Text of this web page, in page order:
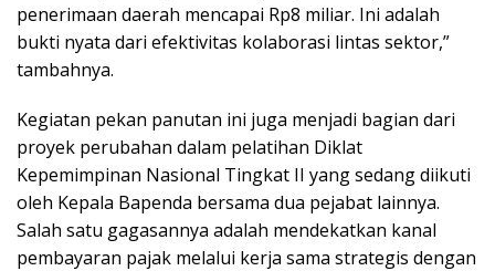
penerimaan daerah mencapai Rp8 miliar. Ini adalah
bukti nyata dari efektivitas kolaborasi lintas sektor,”
tambahnya.
Kegiatan pekan panutan ini juga menjadi bagian dari
proyek perubahan dalam pelatihan Diklat
Kepemimpinan Nasional Tingkat II yang sedang diikuti
oleh Kepala Bapenda bersama dua pejabat lainnya.
Salah satu gagasannya adalah mendekatkan kanal
pembayaran pajak melalui kerja sama strategis dengan